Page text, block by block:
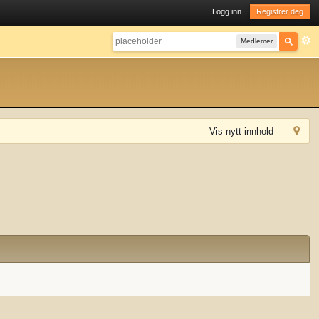
Logg inn Registrer deg
Medlemer
Vis nytt innhold